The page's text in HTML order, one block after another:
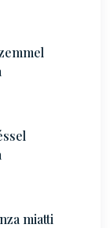
miatti